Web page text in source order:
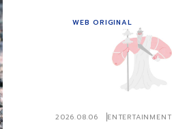
2026.08.06 ENTERTAINMENT
WEB ORIGINAL